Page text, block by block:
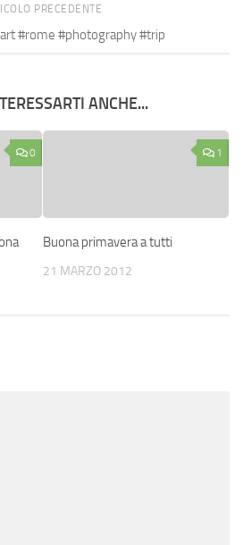
PRECEDENTE
#rome #photography #trip
ANCHE...
0 1
Buona primavera a tutti
21 MARZO 2012